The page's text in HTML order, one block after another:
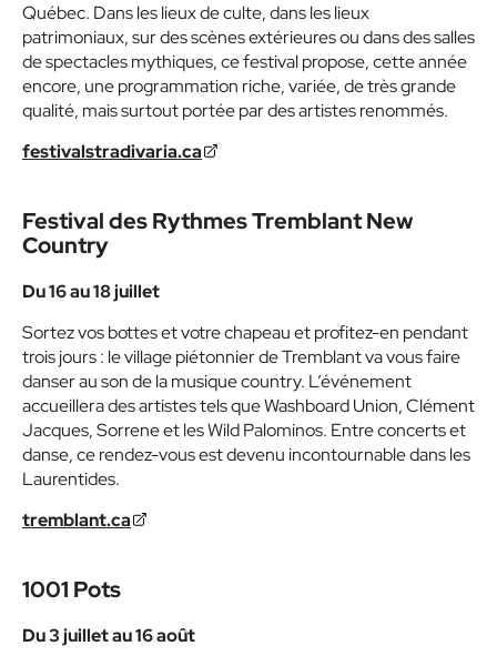
Québec. Dans les lieux de culte, dans les lieux
patrimoniaux, sur des scènes extérieures ou dans des salles
de spectacles mythiques, ce festival propose, cette année
encore, une programmation riche, variée, de très grande
qualité, mais surtout portée par des artistes renommés.
festivalstradivaria.ca
Festival des Rythmes Tremblant New
Country
Du 16 au 18 juillet
Sortez vos bottes et votre chapeau et profitez-en pendant
trois jours : le village piétonnier de Tremblant va vous faire
danser au son de la musique country. L’événement
accueillera des artistes tels que Washboard Union, Clément
Jacques, Sorrene et les Wild Palominos. Entre concerts et
danse, ce rendez-vous est devenu incontournable dans les
Laurentides.
tremblant.ca
1001 Pots
Du 3 juillet au 16 août